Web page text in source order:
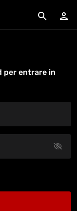
search person
per entrare in